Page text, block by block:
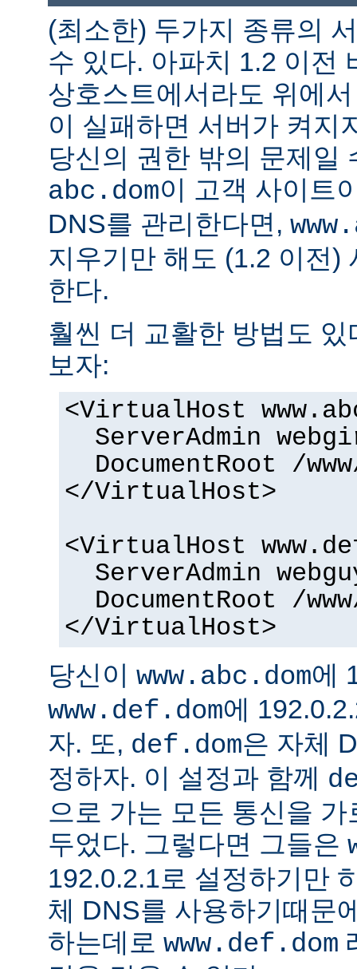
(최소한) 두가지 종류의
수 있다. 아파치 1.2 이전
상호스트에서라도 위에
이 실패하면 서버가 켜지
당신의 권한 밖의 문제일
abc.dom이 고객 사이트
DNS를 관리한다면,
지우기만 해도 (1.2 이전)
한다.
훨씬 더 교활한 방법도
보자:
<VirtualHost
ServerAdmin
DocumentRoot /
</VirtualHost>
<VirtualHost
ServerAdmin
DocumentRoot /
</VirtualHost>
당신이 www.abc.dom에
www.def.dom에
자. 또, def.dom은 자체
정하자. 이 설정과 함께
으로 가는 모든 통신을
두었다. 그렇다면 그들은
192.0.2.1로 설정하기만
체 DNS를 사용하기때문
하는데로 www.def.dom